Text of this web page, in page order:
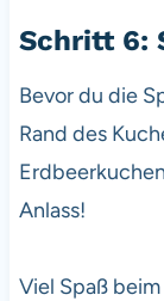
Schritt 6:
Bevor du die
Rand des
Anlass!
Viel Spaß